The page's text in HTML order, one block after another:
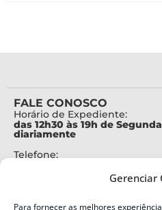
Gerenciar
Para fornecer as melhores
FALE CONOSCO
Horário de Expediente:
das 12h30 às 19h de
diariamente
Telefone: